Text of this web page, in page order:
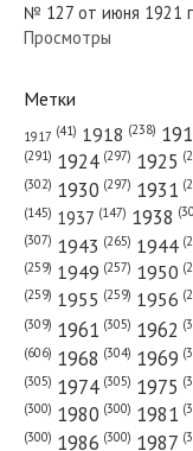
№ 22 от января
№ 82 от апреля
№ 296 от декабря
№ 127 от июня 1921
Просмотры
Метки
1917 (41) 1918 (238)
(291) 1924 (297) 1925
(302) 1930 (297) 1931
(145) 1937 (147) 1938
(307) 1943 (265) 1944
(259) 1949 (257) 1950
(259) 1955 (259) 1956
(309) 1961 (305) 1962
(606) 1968 (304) 1969
(305) 1974 (305) 1975
(300) 1980 (300) 1981
(300) 1986 (300) 1987